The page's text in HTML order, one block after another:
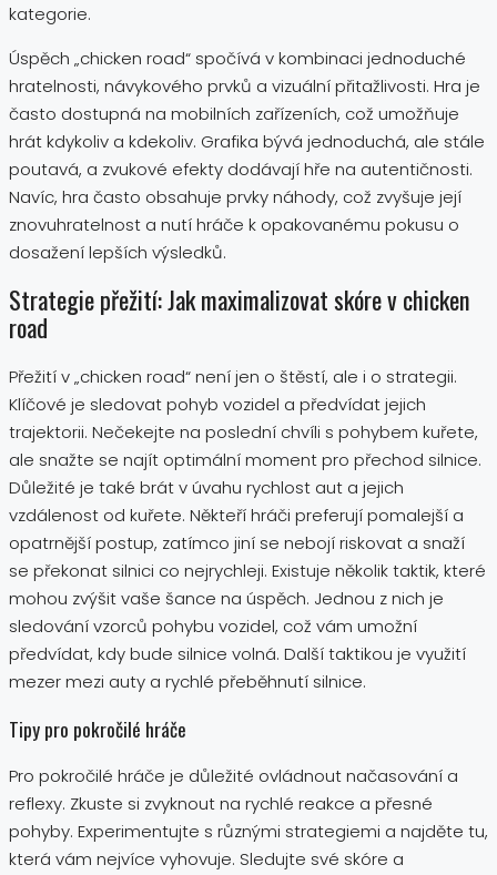
kategorie.
Úspěch „chicken road“ spočívá v kombinaci jednoduché
hratelnosti, návykového prvků a vizuální přitažlivosti. Hra je
často dostupná na mobilních zařízeních, což umožňuje
hrát kdykoliv a kdekoliv. Grafika bývá jednoduchá, ale stále
poutavá, a zvukové efekty dodávají hře na autentičnosti.
Navíc, hra často obsahuje prvky náhody, což zvyšuje její
znovuhratelnost a nutí hráče k opakovanému pokusu o
dosažení lepších výsledků.
Strategie přežití: Jak maximalizovat skóre v chicken
road
Přežití v „chicken road“ není jen o štěstí, ale i o strategii.
Klíčové je sledovat pohyb vozidel a předvídat jejich
trajektorii. Nečekejte na poslední chvíli s pohybem kuřete,
ale snažte se najít optimální moment pro přechod silnice.
Důležité je také brát v úvahu rychlost aut a jejich
vzdálenost od kuřete. Někteří hráči preferují pomalejší a
opatrnější postup, zatímco jiní se nebojí riskovat a snaží
se překonat silnici co nejrychleji. Existuje několik taktik, které
mohou zvýšit vaše šance na úspěch. Jednou z nich je
sledování vzorců pohybu vozidel, což vám umožní
předvídat, kdy bude silnice volná. Další taktikou je využití
mezer mezi auty a rychlé přeběhnutí silnice.
Tipy pro pokročilé hráče
Pro pokročilé hráče je důležité ovládnout načasování a
reflexy. Zkuste si zvyknout na rychlé reakce a přesné
pohyby. Experimentujte s různými strategiemi a najděte tu,
která vám nejvíce vyhovuje. Sledujte své skóre a